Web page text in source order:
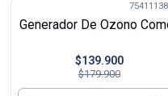
Generador De Ozono
$139.900
$179.900